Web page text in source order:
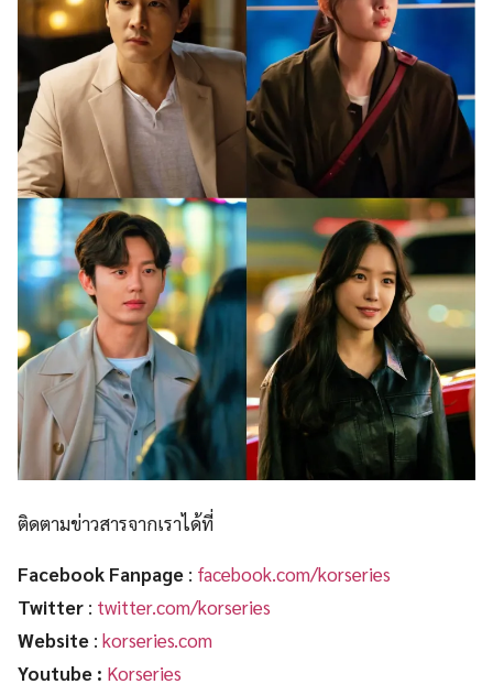
ติดตามข่าวสารจากเราได้ที่
Facebook Fanpage : facebook.com/korseries
Twitter : twitter.com/korseries
Website : korseries.com
Youtube : Korseries